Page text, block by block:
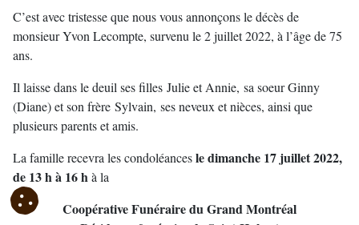
C’est avec tristesse que nous vous annonçons le décès de
monsieur Yvon Lecompte, survenu le 2 juillet 2022, à l’âge de 75
ans.
Il laisse dans le deuil ses filles Julie et Annie, sa soeur Ginny
(Diane) et son frère Sylvain, ses neveux et nièces, ainsi que
plusieurs parents et amis.
La famille recevra les condoléancesle dimanche 17 juillet 2022,
de 13 h à 16 hà la
Coopérative Funéraire du Grand Montréal